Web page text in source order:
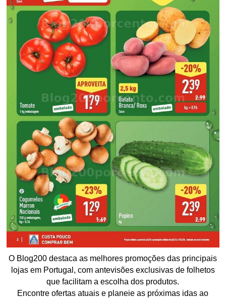
O Blog200 destaca as melhores promoções das principais
lojas em Portugal, com antevisões exclusivas de folhetos
que facilitam a escolha dos produtos.
Encontre ofertas atuais e planeie as próximas idas ao